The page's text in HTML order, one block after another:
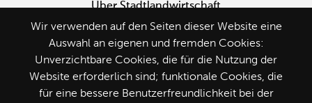
Über Stadtlandwirtschaft
Wir verwenden auf den Seiten dieser Website eine
Auswahl an eigenen und fremden Cookies:
Unverzichtbare Cookies, die für die Nutzung der
Website erforderlich sind; funktionale Cookies, die
für eine bessere Benutzerfreundlichkeit bei der
Seite weiterempfehlen